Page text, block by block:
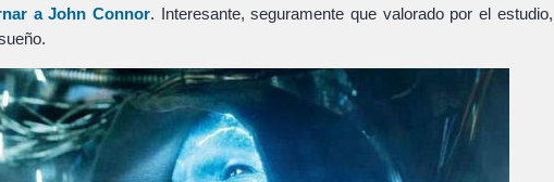
aJohn Connor. Interesante, seguramente que valorado por el estudio,